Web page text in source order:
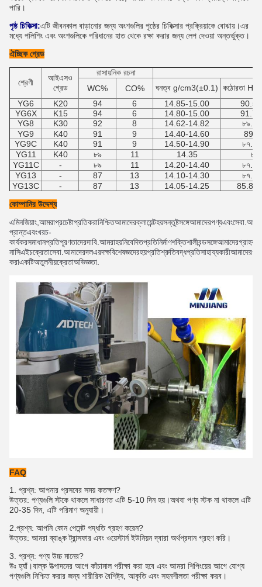
পারি।
পৃষ্ঠ চিকিত্সা:এটি জীবনকাল বাড়ানোর জন্য অংশগুলির পৃষ্ঠের চিকিত্সার প্রক্রিয়াকে বোঝায়।এর
মধ্যে পলিশিং এবং অংশগুলিকে পরিধানের হাত থেকে রক্ষা করার জন্য লেপ দেওয়া অন্তর্ভুক্ত।
ঐচ্ছিক গ্রেড
শ্রেণী
আইএসও
গ্রেড
রাসায়নিক রচনা
WC%
CO% ঘনত্ব g/cm3(±0.1) কঠোরতা
YG6
K20 94 6 14.85-15.00
90.5-
YG6X
K15 94 6 14.80-15.00
91.7-
YG8
K30 92 8 14.62-14.82
৮৯.৫-
YG9
K40 91 9 14.40-14.60
89-
YG9C
K40 91 9 14.50-14.90
৮৭.৫-
YG11
K40 ৮৯ 11 14.35
৮৯
YG11C
- ৮৯ 11 14.20-14.40
৮৭.৫-
YG13
- 87 13 14.10-14.30
৮৭.৫-
YG13C
- 87 13 14.05-14.25
85.8-
কোম্পানির উদ্দেশ্য
এমিনজিয়াং আমরাপ্রচেষ্টাপ্রতিকরানিশ্চিতআমাদেরক্লায়েন্টহয়সন্তুষ্টসঙ্গেআমাদেরপণ্যএবংসেবা
প্রান্তএবংখরচ-
কার্যকরসমাধানপ্রতিপূরণতাদেরদাবি আমরাহয়নিবেদিতপ্রতিনির্মাণশক্তিশালীবন্ডসঙ্গেআমাদের
নাসিএইচক্রেতাসেবা আমাদেরদলএরদক্ষবিশেষজ্ঞদেরহয়প্রতিশ্রুতিবদ্ধপ্রতিসাহায্যকারীআমাদের
করাএকটিঅতুলনীয়ক্রেতাঅভিজ্ঞতা
FAQ
1. প্রশ্ন: আপনার প্রসবের সময় কতক্ষণ?
উত্তর: পণ্যগুলি স্টকে থাকলে সাধারণত এটি 5-10 দিন হয়।অথবা পণ্য স্টক না থাকলে এটি
20-35 দিন, এটি পরিমাণ অনুযায়ী।
2. প্রশ্ন: আপনি কোন পেমেন্ট পদ্ধতি গ্রহণ করেন?
উত্তর: আমরা ব্যাঙ্ক ট্রান্সফার এবং ওয়েস্টার্ন ইউনিয়ন দ্বারা অর্থপ্রদান গ্রহণ করি।
3. প্রশ্ন: পণ্য উচ্চ মানের?
উঃ হ্যাঁ।বাল্ক উত্পাদনের আগে কাঁচামাল পরীক্ষা করা হবে এবং আমরা শিপিংয়ের আগে যোগ্য
পণ্যগুলি নিশ্চিত করার জন্য শারীরিক বৈশিষ্ট্য, আকৃতি এবং সহনশীলতা পরীক্ষা করব।